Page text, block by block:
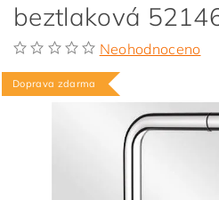
beztlaková
Neohodnoceno
Doprava zdarma